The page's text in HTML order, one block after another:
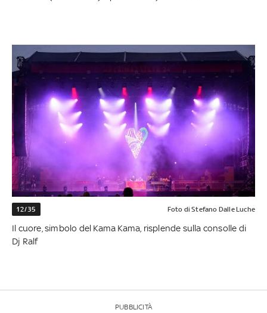
12/35 Foto di Stefano Dalle Luche
Il cuore, simbolo del Kama Kama, risplende sulla consolle di
Dj Ralf
PUBBLICITÀ